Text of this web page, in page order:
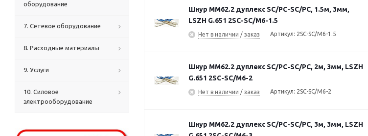
Шнур MM62.2 дуплекс SC/PC-SC/PC, 1.5м, 3мм,
LSZH G.651 2SC-SC/M6-1.5
Нет в наличии / заказ Артикул: 2SC-SC/M6-1.5
Шнур MM62.2 дуплекс SC/PC-SC/PC, 2м, 3мм, LSZH
G.651 2SC-SC/M6-2
Нет в наличии / заказ Артикул: 2SC-SC/M6-2
Шнур MM62.2 дуплекс SC/PC-SC/PC, 3м, 3мм, LSZH
оборудование
7. Сетевое оборудование
8. Расходные материалы
9. Услуги
10. Силовое
электрооборудование